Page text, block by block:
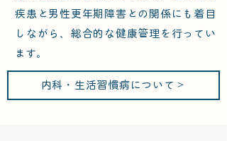
疾患と男性更年期障害との関係にも着目
しながら、総合的な健康管理を行ってい
ます。
内科・生活習慣病について＞